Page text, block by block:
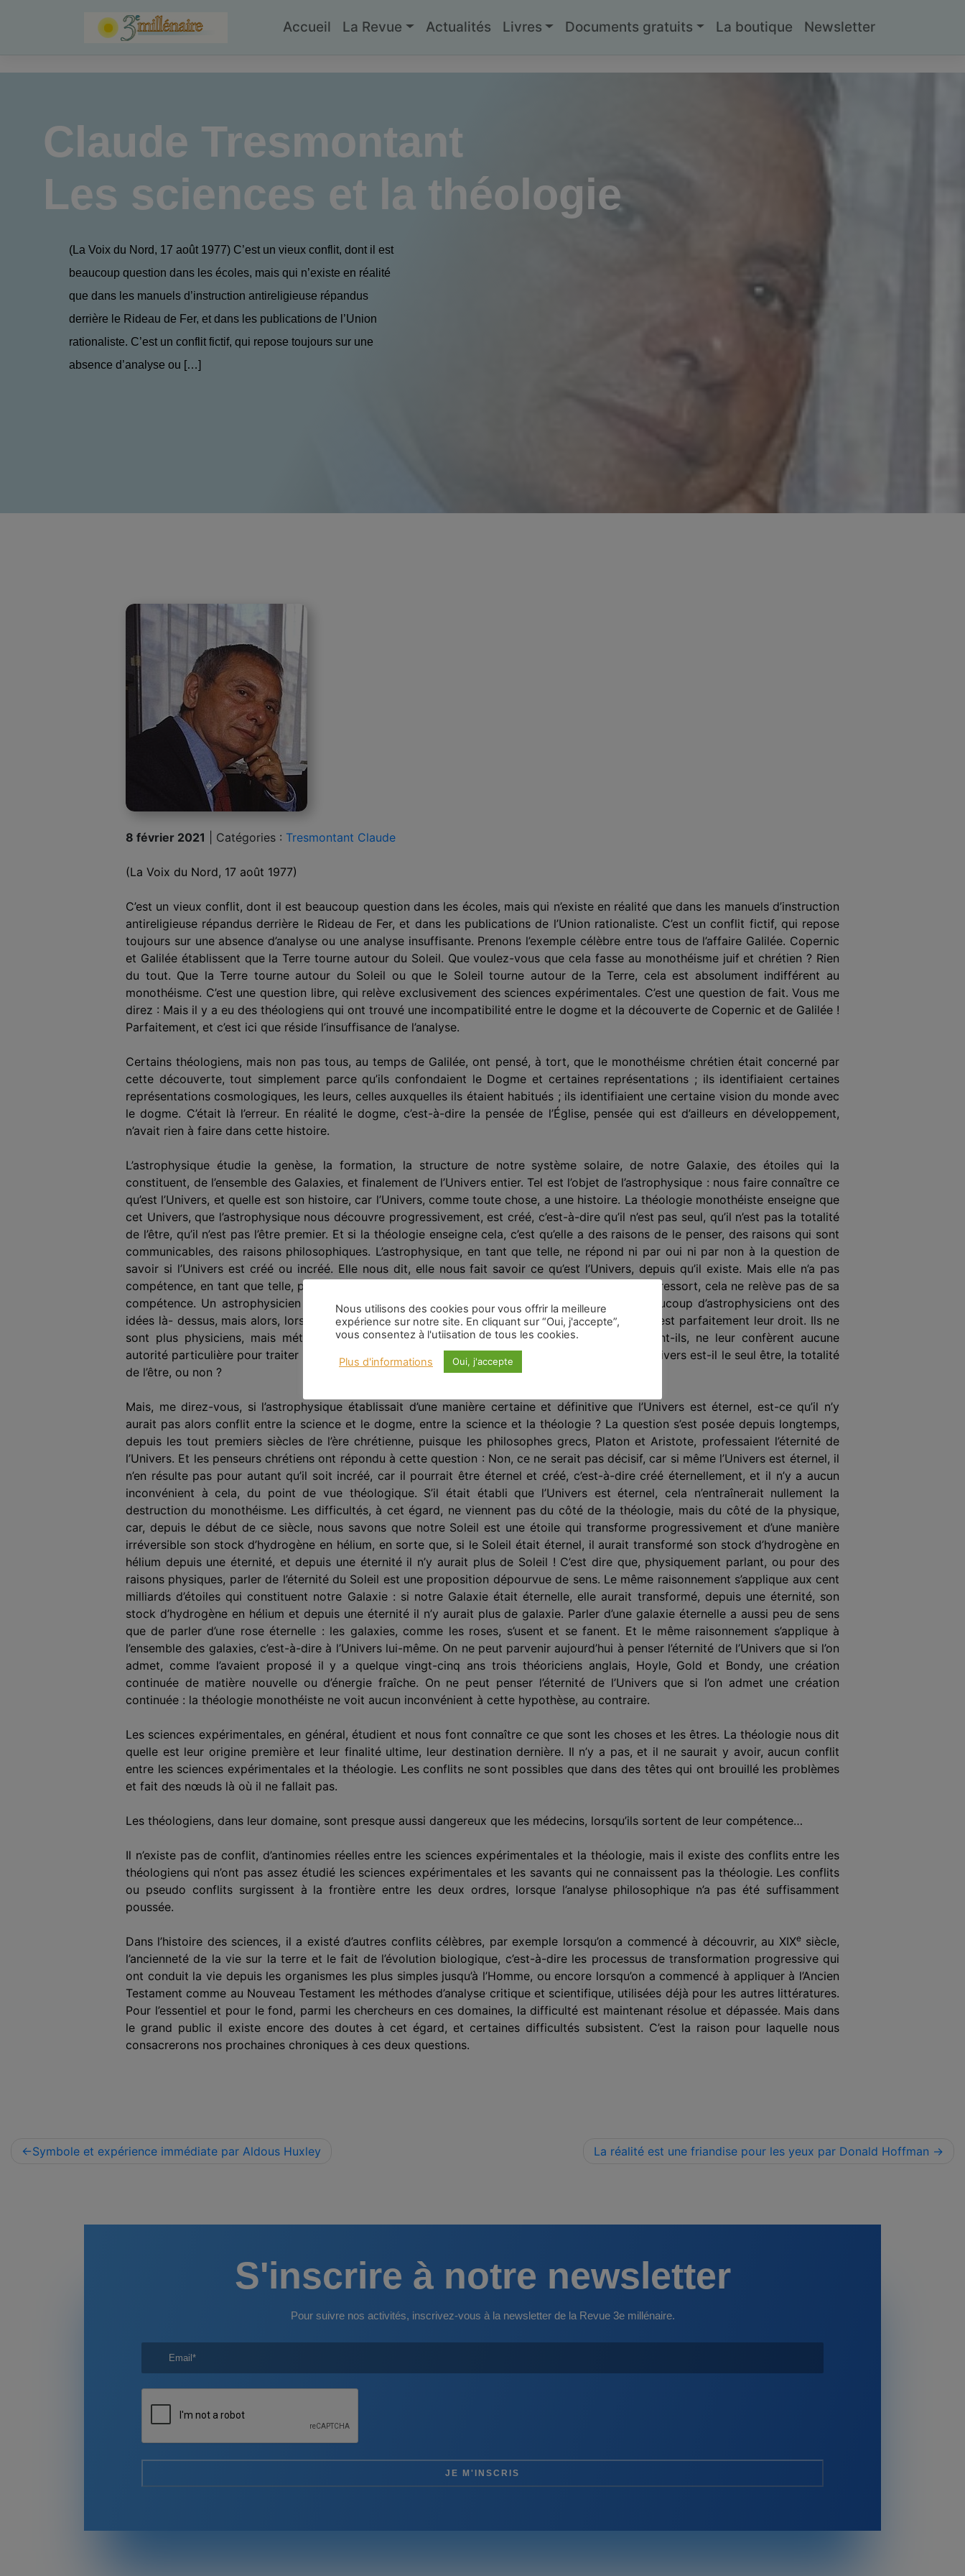
Accueil La Revue Actualités Livres Documents gratuits La boutique Newsletter
Claude Tresmontant
Les sciences et la théologie
(La Voix du Nord, 17 août 1977) C’est un vieux conflit, dont il est
beaucoup question dans les écoles, mais qui n’existe en réalité
que dans les manuels d’instruction antireligieuse répandus
derrière le Rideau de Fer, et dans les publications de l’Union
rationaliste. C’est un conflit fictif, qui repose toujours sur une
absence d’analyse ou […]
8 février 2021 Catégories : Tresmontant Claude
(La Voix du Nord, 17 août 1977)
C’est un vieux conflit, dont il est beaucoup question dans les écoles, mais qui n’existe en réalité que dans les manuels d’instruction
antireligieuse répandus derrière le Rideau de Fer, et dans les publications de l’Union rationaliste. C’est un conflit fictif, qui repose
toujours sur une absence d’analyse ou une analyse insuffisante. Prenons l’exemple célèbre entre tous de l’affaire Galilée. Copernic
et Galilée établissent que la Terre tourne autour du Soleil. Que voulez-vous que cela fasse au monothéisme juif et chrétien ? Rien
du tout. Que la Terre tourne autour du Soleil ou que le Soleil tourne autour de la Terre, cela est absolument indifférent au
monothéisme. C’est une question libre, qui relève exclusivement des sciences expérimentales. C’est une question de fait. Vous me
direz : Mais il y a eu des théologiens qui ont trouvé une incompatibilité entre le dogme et la découverte de Copernic et de Galilée !
Parfaitement, et c’est ici que réside l’insuffisance de l’analyse.
Certains théologiens, mais non pas tous, au temps de Galilée, ont pensé, à tort, que le monothéisme chrétien était concerné par
cette découverte, tout simplement parce qu’ils confondaient le Dogme et certaines représentations ; ils identifiaient certaines
représentations cosmologiques, les leurs, celles auxquelles ils étaient habitués ; ils identifiaient une certaine vision du monde avec
le dogme. C’était là l’erreur. En réalité le dogme, c’est-à-dire la pensée de l’Église, pensée qui est d’ailleurs en développement,
n’avait rien à faire dans cette histoire.
L’astrophysique étudie la genèse, la formation, la structure de notre système solaire, de notre Galaxie, des étoiles qui la
constituent, de l’ensemble des Galaxies, et finalement de l’Univers entier. Tel est l’objet de l’astrophysique : nous faire connaître ce
qu’est l’Univers, et quelle est son histoire, car l’Univers, comme toute chose, a une histoire. La théologie monothéiste enseigne que
cet Univers, que l’astrophysique nous découvre progressivement, est créé, c’est-à-dire qu’il n’est pas seul, qu’il n’est pas la totalité
de l’être, qu’il n’est pas l’être premier. Et si la théologie enseigne cela, c’est qu’elle a des raisons de le penser, des raisons qui sont
communicables, des raisons philosophiques. L’astrophysique, en tant que telle, ne répond ni par oui ni par non à la question de
savoir si l’Univers est créé ou incréé. Elle nous dit, elle nous fait savoir ce qu’est l’Univers, depuis qu’il existe. Mais elle n’a pas
compétence, en tant que telle, pour nous dire si l’Univers est seul ou non. Cela n’est pas de son ressort, cela ne relève pas de sa
compétence. Un astrophysicien peut parfaitement avoir une opinion sur cette question, et beaucoup d’astrophysiciens ont des
idées là- dessus, mais alors, lorsqu’ils s’engagent sur ce terrain, ils font de la philosophie, ce qui est parfaitement leur droit. Ils ne
sont plus physiciens, mais métaphysiciens, et leurs titres en physique, aussi prestigieux soient-ils, ne leur confèrent aucune
autorité particulière pour traiter un problème technique qui relève de l’analyse métaphysique : l’Univers est-il le seul être, la totalité
de l’être, ou non ?
Mais, me direz-vous, si l’astrophysique établissait d’une manière certaine et définitive que l’Univers est éternel, est-ce qu’il n’y
aurait pas alors conflit entre la science et le dogme, entre la science et la théologie ? La question s’est posée depuis longtemps,
depuis les tout premiers siècles de l’ère chrétienne, puisque les philosophes grecs, Platon et Aristote, professaient l’éternité de
l’Univers. Et les penseurs chrétiens ont répondu à cette question : Non, ce ne serait pas décisif, car si même l’Univers est éternel, il
n’en résulte pas pour autant qu’il soit incréé, car il pourrait être éternel et créé, c’est-à-dire créé éternellement, et il n’y a aucun
inconvénient à cela, du point de vue théologique. S’il était établi que l’Univers est éternel, cela n’entraînerait nullement la
destruction du monothéisme. Les difficultés, à cet égard, ne viennent pas du côté de la théologie, mais du côté de la physique,
car, depuis le début de ce siècle, nous savons que notre Soleil est une étoile qui transforme progressivement et d’une manière
irréversible son stock d’hydrogène en hélium, en sorte que, si le Soleil était éternel, il aurait transformé son stock d’hydrogène en
hélium depuis une éternité, et depuis une éternité il n’y aurait plus de Soleil ! C’est dire que, physiquement parlant, ou pour des
raisons physiques, parler de l’éternité du Soleil est une proposition dépourvue de sens. Le même raisonnement s’applique aux cent
milliards d’étoiles qui constituent notre Galaxie : si notre Galaxie était éternelle, elle aurait transformé, depuis une éternité, son
stock d’hydrogène en hélium et depuis une éternité il n’y aurait plus de galaxie. Parler d’une galaxie éternelle a aussi peu de sens
que de parler d’une rose éternelle : les galaxies, comme les roses, s’usent et se fanent. Et le même raisonnement s’applique à
l’ensemble des galaxies, c’est-à-dire à l’Univers lui-même. On ne peut parvenir aujourd’hui à penser l’éternité de l’Univers que si l’on
admet, comme l’avaient proposé il y a quelque vingt-cinq ans trois théoriciens anglais, Hoyle, Gold et Bondy, une création
continuée de matière nouvelle ou d’énergie fraîche. On ne peut penser l’éternité de l’Univers que si l’on admet une création
continuée : la théologie monothéiste ne voit aucun inconvénient à cette hypothèse, au contraire.
Les sciences expérimentales, en général, étudient et nous font connaître ce que sont les choses et les êtres. La théologie nous dit
quelle est leur origine première et leur finalité ultime, leur destination dernière. Il n’y a pas, et il ne saurait y avoir, aucun conflit
entre les sciences expérimentales et la théologie. Les conflits ne sont possibles que dans des têtes qui ont brouillé les problèmes
et fait des nœuds là où il ne fallait pas.
Les théologiens, dans leur domaine, sont presque aussi dangereux que les médecins, lorsqu’ils sortent de leur compétence…
Il n’existe pas de conflit, d’antinomies réelles entre les sciences expérimentales et la théologie, mais il existe des conflits entre les
théologiens qui n’ont pas assez étudié les sciences expérimentales et les savants qui ne connaissent pas la théologie. Les conflits
ou pseudo conflits surgissent à la frontière entre les deux ordres, lorsque l’analyse philosophique n’a pas été suffisamment
poussée.
Dans l’histoire des sciences, il a existé d’autres conflits célèbres, par exemple lorsqu’on a commencé à découvrir, au XIXesiècle,
l’ancienneté de la vie sur la terre et le fait de l’évolution biologique, c’est-à-dire les processus de transformation progressive qui
ont conduit la vie depuis les organismes les plus simples jusqu’à l’Homme, ou encore lorsqu’on a commencé à appliquer à l’Ancien
Testament comme au Nouveau Testament les méthodes d’analyse critique et scientifique, utilisées déjà pour les autres littératures.
Pour l’essentiel et pour le fond, parmi les chercheurs en ces domaines, la difficulté est maintenant résolue et dépassée. Mais dans
le grand public il existe encore des doutes à cet égard, et certaines difficultés subsistent. C’est la raison pour laquelle nous
consacrerons nos prochaines chroniques à ces deux questions.
Navigation
Symbole et expérience immédiate par Aldous Huxley La réalité est une friandise pour les yeux par Donald Hoffman
S'inscrire à notre newsletter
Pour suivre nos activités, inscrivez-vous à la newsletter de la Revue 3e millénaire.
Nous utilisons des cookies pour vous offrir la meilleure
expérience sur notre site. En cliquant sur “Oui, j'accepte”,
vous consentez à l'utiisation de tous les cookies.
Plus d'informations Oui, j'accepte